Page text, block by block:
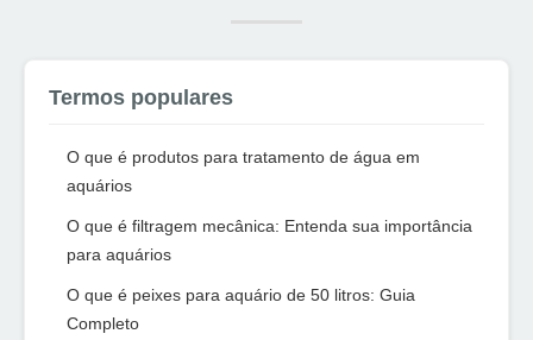
Termos populares
O que é produtos para tratamento de água em
aquários
O que é filtragem mecânica: Entenda sua importância
para aquários
O que é peixes para aquário de 50 litros: Guia
Completo